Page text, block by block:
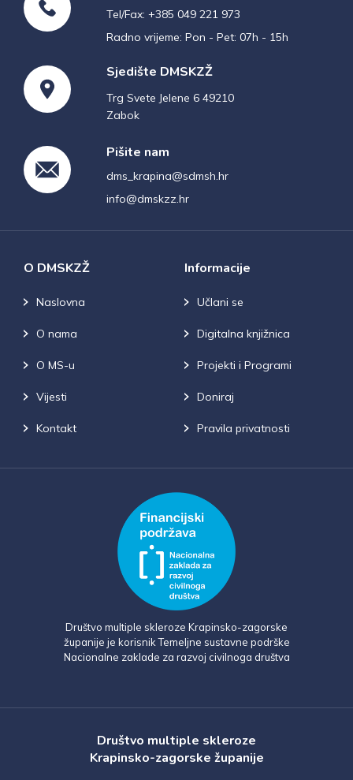
Tel/Fax: +385 049 221 973
Radno vrijeme: Pon - Pet: 07h - 15h
Sjedište DMSKZŽ
Trg Svete Jelene 6 49210
Zabok
Pišite nam
dms_krapina@sdmsh.hr
info@dmskzz.hr
Društvo multiple skleroze Krapinsko-zagorske
županije je korisnik Temeljne sustavne podrške
Nacionalne zaklade za razvoj civilnoga društva
O DMSKZŽ
Naslovna
O nama
O MS-u
Vijesti
Kontakt
Informacije
Učlani se
Digitalna knjižnica
Projekti i Programi
Doniraj
Pravila privatnosti
Društvo multiple skleroze
Krapinsko-zagorske županije